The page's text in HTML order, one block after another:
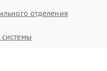
отделения